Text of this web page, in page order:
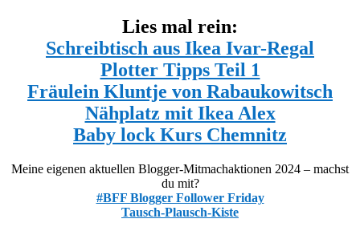
Lies mal rein:
Schreibtisch aus Ikea Ivar-Regal
Plotter Tipps Teil 1
Fräulein Kluntje von Rabaukowitsch
Nähplatz mit Ikea Alex
Baby lock Kurs Chemnitz
Meine eigenen aktuellen Blogger-Mitmachaktionen 2024 – machst
du mit?
#BFF Blogger Follower Friday
Tausch-Plausch-Kiste